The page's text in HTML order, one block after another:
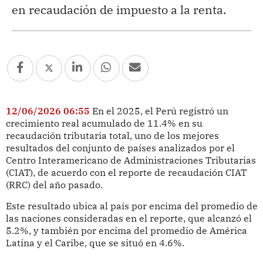
en recaudación de impuesto a la renta.
12/06/2026 06:55 En el 2025, el Perú registró un
crecimiento real acumulado de 11.4% en su
recaudación tributaria total, uno de los mejores
resultados del conjunto de países analizados por el
Centro Interamericano de Administraciones Tributarias
(CIAT), de acuerdo con el reporte de recaudación CIAT
(RRC) del año pasado.
Este resultado ubica al país por encima del promedio de
las naciones consideradas en el reporte, que alcanzó el
5.2%, y también por encima del promedio de América
Latina y el Caribe, que se situó en 4.6%.